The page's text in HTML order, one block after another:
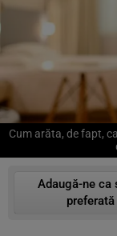
Cum arăta, de fapt,
Adaugă-ne ca
preferată